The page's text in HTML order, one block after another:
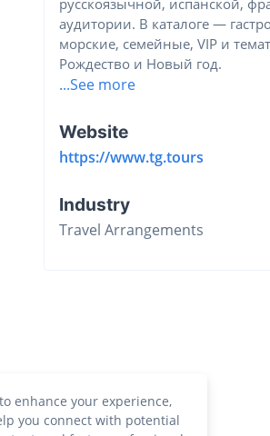
русскоязычной, испанской,
аудитории. В каталоге —
морские, семейные, VIP и
Рождество и Новый год.
...See more
Website
https://www.tg.tours
Industry
Travel Arrangements
enhance your experience,
you connect with potential